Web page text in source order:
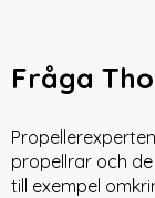
Fråga
propellrar och
till exempel